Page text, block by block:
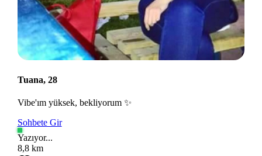
Tuana, 28
Vibe'ım yüksek, bekliyorum ✨
Sohbete Gir
Yazıyor...
8,8 km